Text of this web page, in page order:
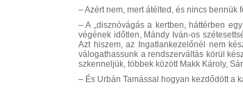
– Azért nem, mert átélted, és nincs bennük
– A „disznóvágás a kertben, háttérben
végének időtlen, Mándy Iván-os
Azt hiszem, az Ingatlankezelőnél nem
válogathassunk a rendszerváltás körül
szkenneljük, többek között Makk Károly,
– És Urbán Tamással hogyan kezdődött a